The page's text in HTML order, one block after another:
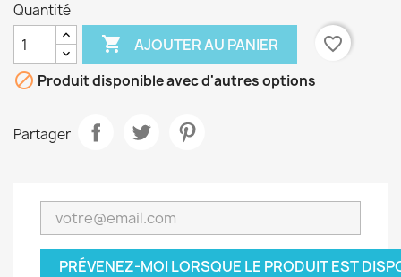
Quantité
 AJOUTER AU PANIER
favorite_border
 Produit disponible avec d'autres options
Partager
PRÉVENEZ-MOI LORSQUE LE PRODUIT EST